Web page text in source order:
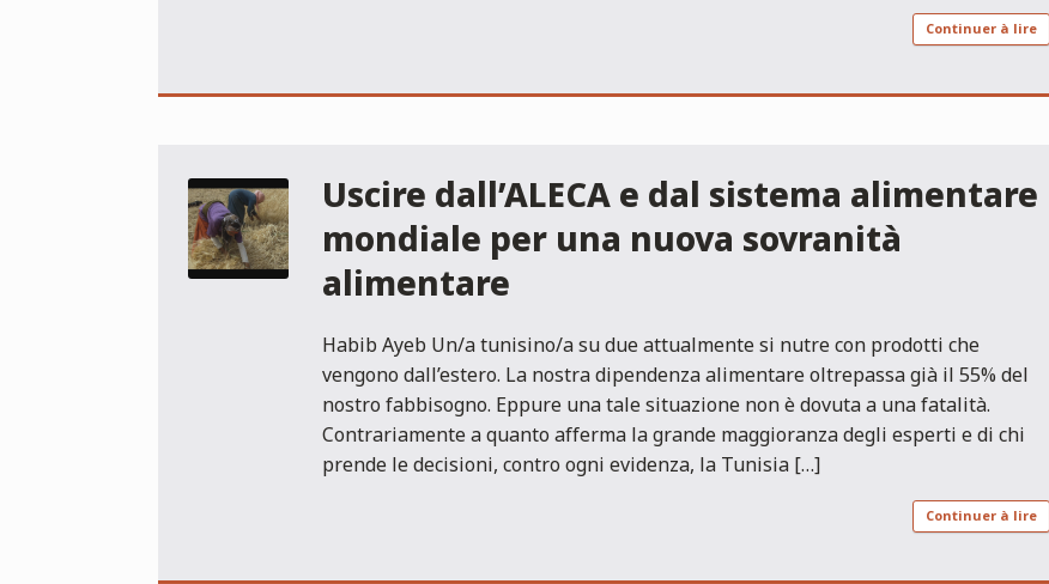
Continuer à lire
Uscire dall’ALECA e dal sistema alimentare
mondiale per una nuova sovranità
alimentare
Habib Ayeb Un/a tunisino/a su due attualmente si nutre con prodotti che
vengono dall’estero. La nostra dipendenza alimentare oltrepassa già il 55% del
nostro fabbisogno. Eppure una tale situazione non è dovuta a una fatalità.
Contrariamente a quanto afferma la grande maggioranza degli esperti e di chi
prende le decisioni, contro ogni evidenza, la Tunisia […]
Continuer à lire